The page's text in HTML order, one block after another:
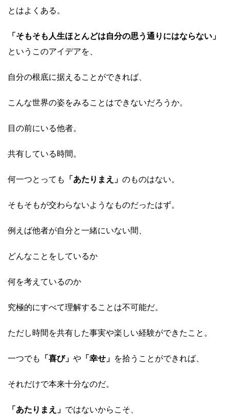
とはよくある。
「そもそも人生ほとんどは自分の思う通りにはならない」
というこのアイデアを、
自分の根底に据えることができれば、
こんな世界の姿をみることはできないだろうか。
目の前にいる他者。
共有している時間。
何一つとっても 「あたりまえ」 のものはない。
そもそもが交わらないようなものだったはず。
例えば他者が自分と一緒にいない間、
どんなことをしているか
何を考えているのか
究極的にすべて理解することは不可能だ。
ただし時間を共有した事実や楽しい経験ができたこと。
一つでも 「喜び」 や 「幸せ」 を拾うことができれば、
それだけで本来十分なのだ。
「あたりまえ」 ではないからこそ、